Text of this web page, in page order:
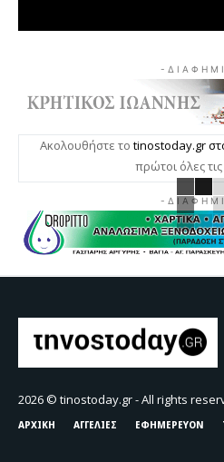
- Δ Ι Α Φ Η Μ
Ακολουθήστε το tinostoday.gr
πρώτοι όλες τις
- Δ Ι Α Φ Η Μ
2026 © tinostoday.gr - All rights
ΑΡΧΙΚΗ ΑΓΓΕΛΙΕΣ ΕΦΗΜΕΡΕΥΟΝ